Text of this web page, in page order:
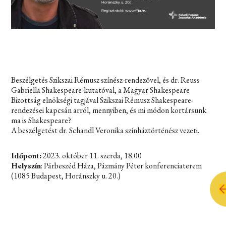
BeszélgetésSzikszaiRémusz színész-rendezővel, és dr. Reuss
Gabriella Shakespeare-kutatóval, a Magyar Shakespeare
Bizottság elnökségi tagjávalSzikszaiRémusz Shakespeare-
rendezései kapcsán arról, mennyiben, és mi módon kortársunk
ma is Shakespeare?
A beszélgetést dr. Schandl Veronika színháztörténész vezeti.
Időpont:2023. október 11. szerda, 18.00
Helyszín: Párbeszéd Háza, Pázmány Péter konferenciaterem
(1085 Budapest, Horánszky u. 20.)